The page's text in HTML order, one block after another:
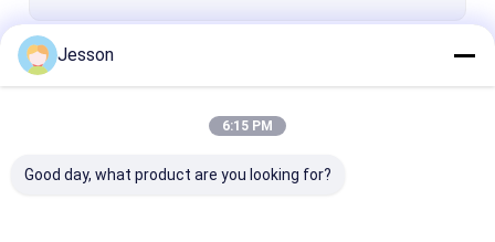
Nhà bếp nhỏ của khách sạn
Tủ bếp UV
Jesson
6:15 PM
Good day, what product are you looking for?